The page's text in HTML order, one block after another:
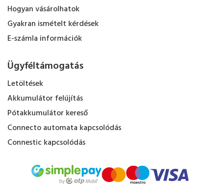
Hogyan vásárolhatok
Gyakran ismételt kérdések
E-számla információk
Ügyféltámogatás
Letöltések
Akkumulátor felújítás
Pótakkumulátor kereső
Connecto automata kapcsolódás
Connestic kapcsolódás